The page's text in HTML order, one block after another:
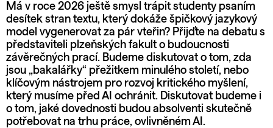
Má v roce 2026 ještě smysl trápit studenty psaním
desítek stran textu, který dokáže špičkový jazykový
model vygenerovat za pár vteřin? Přijďte na debatu s
představiteli plzeňských fakult o budoucnosti
závěrečných prací. Budeme diskutovat o tom, zda
jsou „bakalářky“ přežitkem minulého století, nebo
klíčovým nástrojem pro rozvoj kritického myšlení,
který musíme před AI ochránit. Diskutovat budeme i
o tom, jaké dovednosti budou absolventi skutečně
potřebovat na trhu práce, ovlivněném AI.